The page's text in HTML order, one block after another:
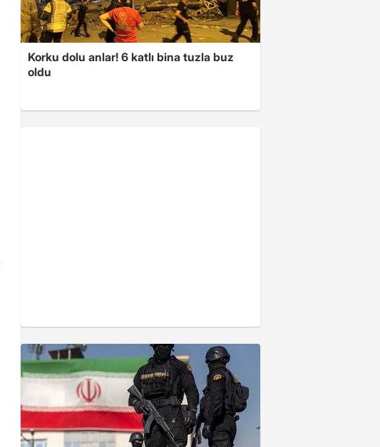
Korku dolu anlar! 6 katlı bina tuzla buz
oldu